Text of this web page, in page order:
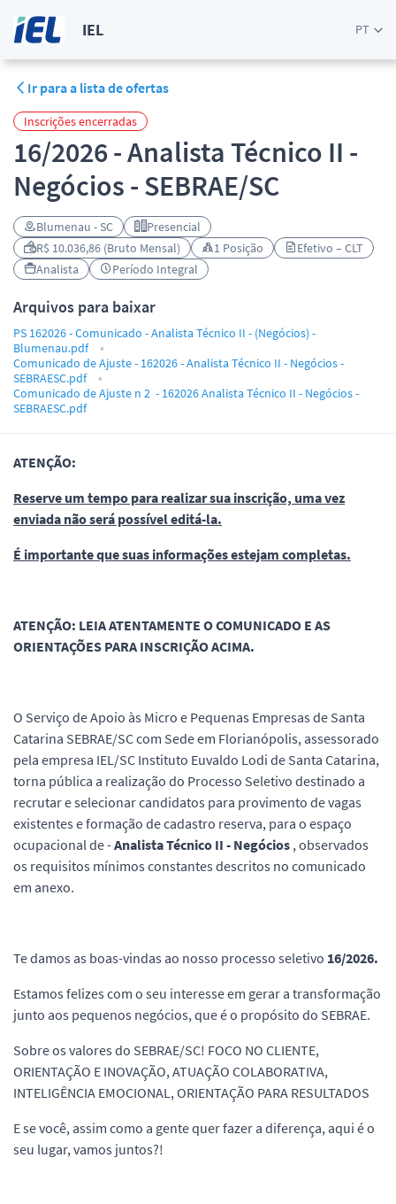
IEL PT
Ir para a lista de ofertas
Inscrições encerradas
16/2026 - Analista Técnico II -
Negócios - SEBRAE/SC
Blumenau - SC
Presencial
R$ 10.036,86 (Bruto Mensal)
1 Posição
Efetivo – CLT
Analista
Período Integral
Arquivos para baixar
PS 162026 - Comunicado - Analista Técnico II - (Negócios) -
Blumenau.pdf
Comunicado de Ajuste - 162026 - Analista Técnico II - Negócios -
SEBRAESC.pdf
Comunicado de Ajuste n 2 - 162026 Analista Técnico II - Negócios -
SEBRAESC.pdf
ATENÇÃO:
Reserve um tempo para realizar sua inscrição, uma vez
enviada não será possível editá-la.
É importante que suas informações estejam completas.
ATENÇÃO: LEIA ATENTAMENTE O COMUNICADO E AS
ORIENTAÇÕES PARA INSCRIÇÃO ACIMA.
O Serviço de Apoio às Micro e Pequenas Empresas de Santa
Catarina SEBRAE/SC com Sede em Florianópolis, assessorado
pela empresa IEL/SC Instituto Euvaldo Lodi de Santa Catarina,
torna pública a realização do Processo Seletivo destinado a
recrutar e selecionar candidatos para provimento de vagas
existentes e formação de cadastro reserva, para o espaço
ocupacional de -Analista Técnico II - Negócios , observados
os requisitos mínimos constantes descritos no comunicado
em anexo.
Te damos as boas-vindas ao nosso processo seletivo 16/2026.
Estamos felizes com o seu interesse em gerar a transformação
junto aos pequenos negócios, que é o propósito do SEBRAE.
Sobre os valores do SEBRAE/SC! FOCO NO CLIENTE,
ORIENTAÇÃO E INOVAÇÃO, ATUAÇÃO COLABORATIVA,
INTELIGÊNCIA EMOCIONAL, ORIENTAÇÃO PARA RESULTADOS
E se você, assim como a gente quer fazer a diferença, aqui é o
seu lugar, vamos juntos?!